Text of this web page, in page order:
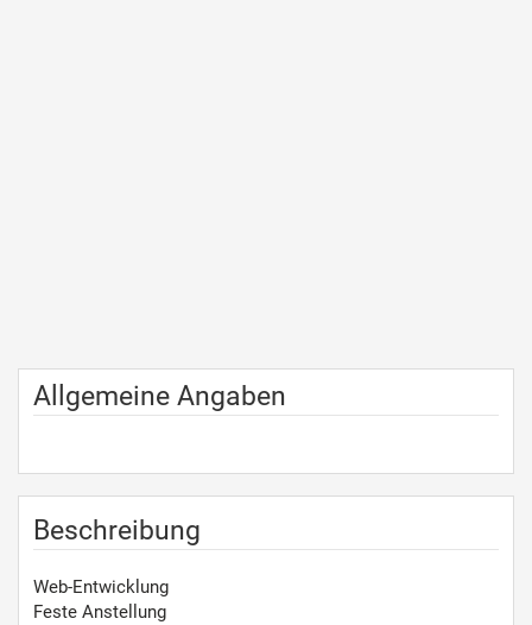
Allgemeine Angaben
Beschreibung
Web-Entwicklung
Feste Anstellung